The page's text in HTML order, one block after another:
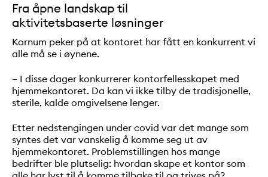
Fra åpne landskap til
aktivitetsbaserte løsninger
Kornum peker på at kontoret har fått en konkurrent vi
alle må se i øynene.
– I disse dager konkurrerer kontorfellesskapet med
hjemmekontoret. Da kan vi ikke tilby de tradisjonelle,
sterile, kalde omgivelsene lenger.
Etter nedstengingen under covid var det mange som
syntes det var vanskelig å komme seg ut av
hjemmekontoret. Problemstillingen hos mange
bedrifter ble plutselig: hvordan skape et kontor som